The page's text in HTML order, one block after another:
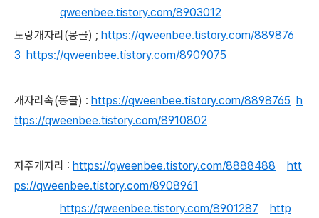
qweenbee.tistory.com/8903012
노랑개자리(몽골) ; https://qweenbee.tistory.com/889876
3 https://qweenbee.tistory.com/8909075
개자리속(몽골) : https://qweenbee.tistory.com/8898765 h
ttps://qweenbee.tistory.com/8910802
자주개자리 : https://qweenbee.tistory.com/8888488
htt
ps://qweenbee.tistory.com/8908961
https://qweenbee.tistory.com/8901287
http